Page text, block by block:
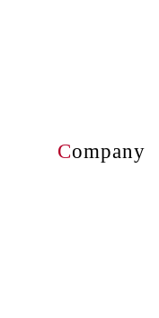
Company